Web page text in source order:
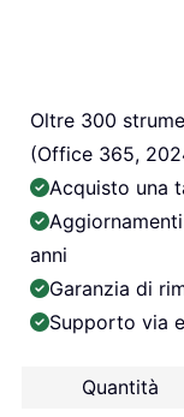
Oltre 300
(Office 365,
Acquisto una
anni
Garanzia di
Supporto via
Quantità